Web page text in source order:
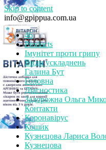
Skip to content
info@gpippua.com.ua
46
Products
Імунітет проти грипу
Види ускладнень
Галина Бут
Головна
Діагностика
Задорожна Ольга
Контакти
Коронавірус
Кошик
Кузнєцова Лариса
Кузнецова